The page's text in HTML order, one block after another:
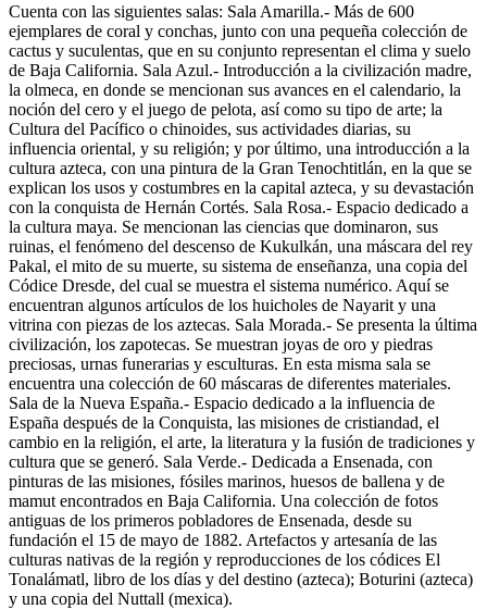
Cuenta con las siguientes salas: Sala Amarilla.- Más de 600
ejemplares de coral y conchas, junto con una pequeña colección de
cactus y suculentas, que en su conjunto representan el clima y suelo
de Baja California. Sala Azul.- Introducción a la civilización madre,
la olmeca, en donde se mencionan sus avances en el calendario, la
noción del cero y el juego de pelota, así como su tipo de arte; la
Cultura del Pacífico o chinoides, sus actividades diarias, su
influencia oriental, y su religión; y por último, una introducción a la
cultura azteca, con una pintura de la Gran Tenochtitlán, en la que se
explican los usos y costumbres en la capital azteca, y su devastación
con la conquista de Hernán Cortés. Sala Rosa.- Espacio dedicado a
la cultura maya. Se mencionan las ciencias que dominaron, sus
ruinas, el fenómeno del descenso de Kukulkán, una máscara del rey
Pakal, el mito de su muerte, su sistema de enseñanza, una copia del
Códice Dresde, del cual se muestra el sistema numérico. Aquí se
encuentran algunos artículos de los huicholes de Nayarit y una
vitrina con piezas de los aztecas. Sala Morada.- Se presenta la última
civilización, los zapotecas. Se muestran joyas de oro y piedras
preciosas, urnas funerarias y esculturas. En esta misma sala se
encuentra una colección de 60 máscaras de diferentes materiales.
Sala de la Nueva España.- Espacio dedicado a la influencia de
España después de la Conquista, las misiones de cristiandad, el
cambio en la religión, el arte, la literatura y la fusión de tradiciones y
cultura que se generó. Sala Verde.- Dedicada a Ensenada, con
pinturas de las misiones, fósiles marinos, huesos de ballena y de
mamut encontrados en Baja California. Una colección de fotos
antiguas de los primeros pobladores de Ensenada, desde su
fundación el 15 de mayo de 1882. Artefactos y artesanía de las
culturas nativas de la región y reproducciones de los códices El
Tonalámatl, libro de los días y del destino (azteca); Boturini (azteca)
y una copia del Nuttall (mexica).